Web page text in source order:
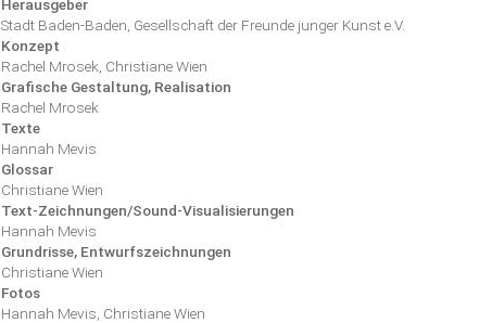
Herausgeber
Stadt Baden-Baden, Gesellschaft der Freunde junger Kunst e.V.
Konzept
Rachel Mrosek, Christiane Wien
Grafische Gestaltung, Realisation
Rachel Mrosek
Texte
Hannah Mevis
Glossar
Christiane Wien
Text-Zeichnungen/Sound-Visualisierungen
Hannah Mevis
Grundrisse, Entwurfszeichnungen
Christiane Wien
Fotos
Hannah Mevis, Christiane Wien